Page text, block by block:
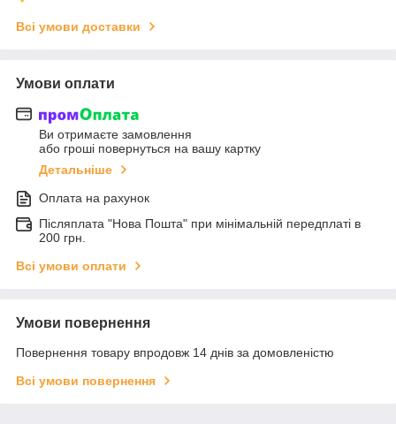
Всі умови доставки
Умови оплати
Ви отримаєте замовлення
або гроші повернуться на вашу картку
Детальніше
Оплата на рахунок
Післяплата "Нова Пошта" при мінімальній передплаті в
200 грн.
Всі умови оплати
Умови повернення
Повернення товару впродовж 14 днів за домовленістю
Всі умови повернення